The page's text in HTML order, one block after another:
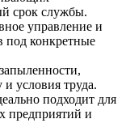
срок службы.
управление и
под конкретные
условия труда.
подходит для
предприятий и